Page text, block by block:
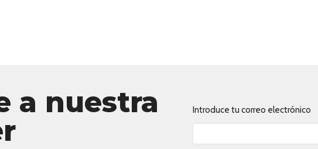
a nuestra
Introduce tu correo electrónico